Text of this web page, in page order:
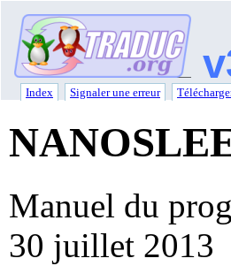
Index Signaler une erreur
Manuel du
30 juillet 2013